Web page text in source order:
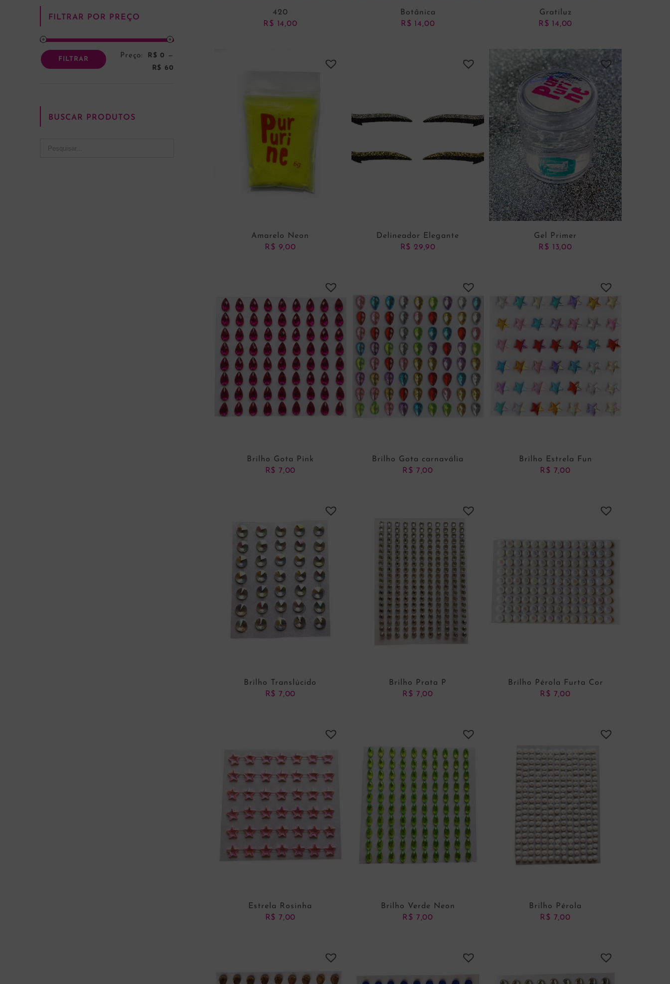
420
R$ 14,00
Botânica
R$ 14,00
ADICIONAR AO CARRINHO
Gratiluz
R$ 14,00
ADICIONAR AO CARRINHO
Amarelo Neon
R$ 9,00
ADICIONAR AO CARRINHO
Delineador Elegante
R$ 29,90
ADICIONAR AO CARRINHO
Gel Primer
R$ 13,00
ADICIONAR AO CARRINHO
Brilho Gota Pink
R$ 7,00
ADICIONAR AO CARRINHO
Brilho Gota carnavália
R$ 7,00
Brilho Estrela Fun
R$ 7,00
ADICIONAR AO CARRINHO
Brilho Translúcido
R$ 7,00
ADICIONAR AO CARRINHO
Brilho Prata P
R$ 7,00
ADICIONAR AO CARRINHO
Brilho Pérola Furta Cor
R$ 7,00
ADICIONAR AO CARRINHO
Estrela Rosinha
R$ 7,00
ADICIONAR AO CARRINHO
Brilho Verde Neon
R$ 7,00
ADICIONAR AO CARRINHO
Brilho Pérola
R$ 7,00
FILTRAR POR PREÇO
FILTRAR Preço: R$ 0
—
R$ 60
BUSCAR PRODUTOS